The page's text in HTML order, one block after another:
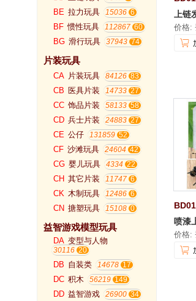
BE 拉力玩具 15036
BF 惯性玩具 112867
BG 滑行玩具 37943
片装玩具
CA 片装玩具 84126
CB 医具片装 14733
CC 饰品片装 58133
CD 兵士片装 24883
CE 公仔 131859
CF 沙滩玩具 24604
CG 婴儿玩具 4334
CH 其它片装 11747
CK 木制玩具 12486
CN 搪塑玩具 15108
益智游戏模型玩具
DA 变型与人物
30116
DB 自装类 14678
DC 积木 56219
DD 益智游戏 26900
上链
价格:
喷漆
价格: